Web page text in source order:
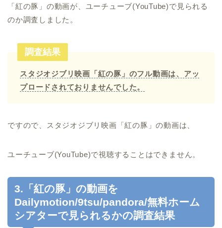
「紅の豚」の動画が、ユーチューブ(YouTube)で見られる
のか調査しました。
調査結果
スタジオジブリ映画「紅の豚」のフル動画は、アッ
プロードされておりませんでした。
ですので、スタジオジブリ映画「紅の豚」の動画は、
ユーチューブ(YouTube)で視聴することはできません。
3.「紅の豚」の動画を
Dailymotion/9tsu/pandora/無料ホーム
シアターで見られるかの調査結果